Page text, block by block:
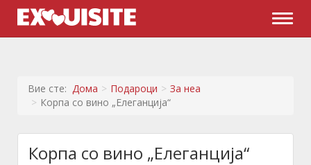
Вие сте: Дома Подароци
За неа
Корпа со вино „Елеганција“
Корпа со вино „Елеганција“